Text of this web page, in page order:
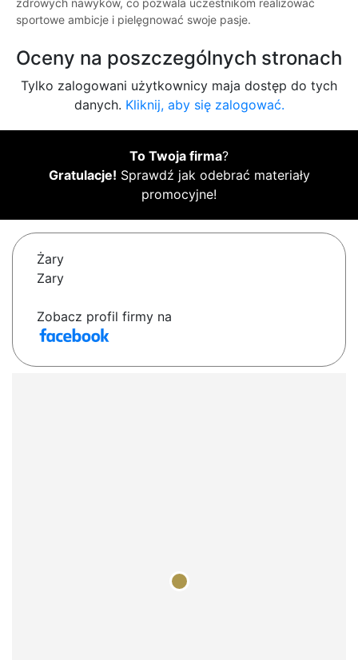
zdrowych nawyków, co pozwala uczestnikom realizować
sportowe ambicje i pielęgnować swoje pasje.
Oceny na poszczególnych stronach
Tylko zalogowani użytkownicy maja dostęp do tych
danych. Kliknij, aby się zalogować.
To Twoja firma?
Gratulacje! Sprawdź jak odebrać materiały
promocyjne!
Żary
Zary
Zobacz profil firmy na